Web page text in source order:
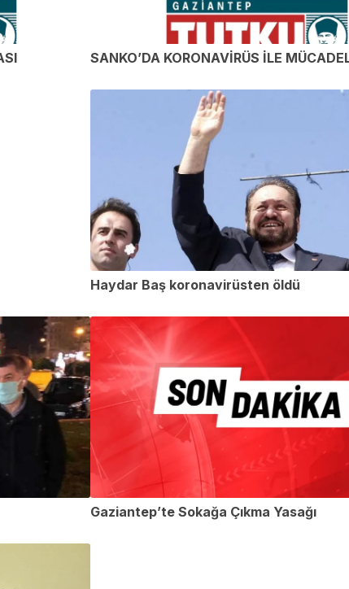
SANKO’DA KORONAVİRÜS İLE
Haydar Baş koronavirüsten öldü
Gaziantep’te Sokağa Çıkma Yasağı